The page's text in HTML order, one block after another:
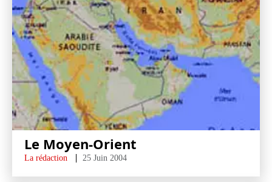
Le Moyen-Orient
La rédaction 25 Juin 2004